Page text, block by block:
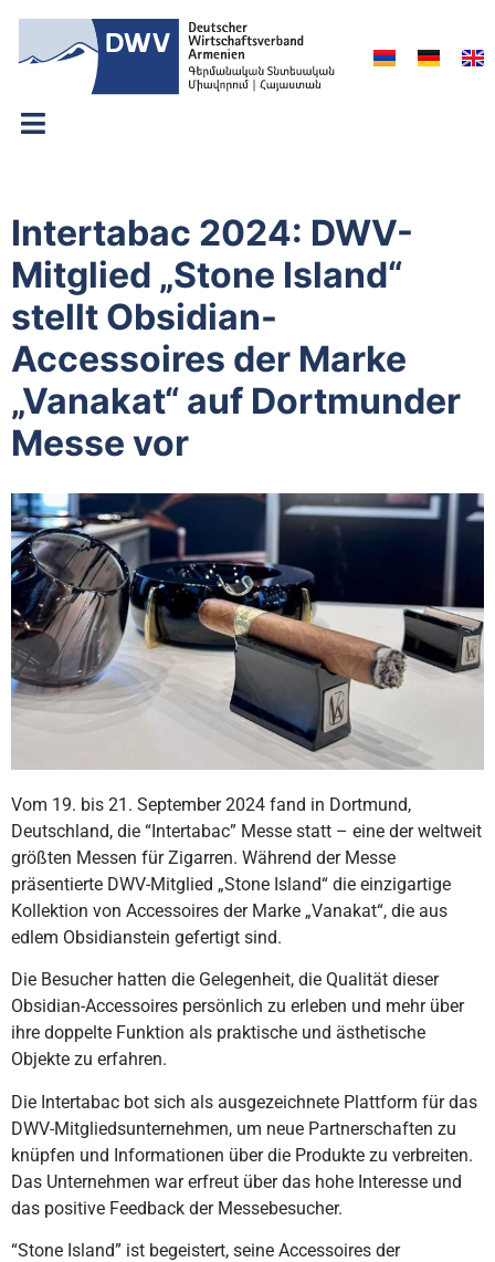
Intertabac 2024: DWV-
Mitglied „Stone Island“
stellt Obsidian-
Accessoires der Marke
„Vanakat“ auf Dortmunder
Messe vor
Vom 19. bis 21. September 2024 fand in Dortmund,
Deutschland, die “Intertabac” Messe statt – eine der weltweit
größten Messen für Zigarren. Während der Messe
präsentierte DWV-Mitglied „Stone Island“ die einzigartige
Kollektion von Accessoires der Marke „Vanakat“, die aus
edlem Obsidianstein gefertigt sind.
Die Besucher hatten die Gelegenheit, die Qualität dieser
Obsidian-Accessoires persönlich zu erleben und mehr über
ihre doppelte Funktion als praktische und ästhetische
Objekte zu erfahren.
Die Intertabac bot sich als ausgezeichnete Plattform für das
DWV-Mitgliedsunternehmen, um neue Partnerschaften zu
knüpfen und Informationen über die Produkte zu verbreiten.
Das Unternehmen war erfreut über das hohe Interesse und
das positive Feedback der Messebesucher.
“Stone Island” ist begeistert, seine Accessoires der